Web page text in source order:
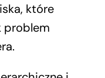
które
problem